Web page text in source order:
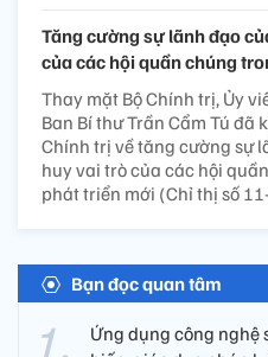
Tăng cường sự lãnh đạo
của các hội quần chúng
Thay mặt Bộ Chính trị, Ủy
Ban Bí thư Trần Cẩm Tú đã
Chính trị về tăng cường sự
huy vai trò của các hội
phát triển mới (Chỉ thị số
Bạn đọc quan tâm
Ứng dụng công nghệ